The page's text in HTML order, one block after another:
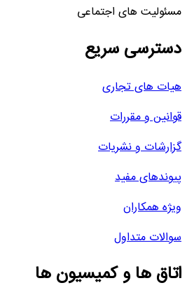
مسئولیت های اجتماعی
دسترسی سریع
هیات های تجاری
قوانین و مقررات
گزارشات و نشریات
پیوندهای مفید
ویژه همکاران
سوالات متداول
اتاق ها و کمیسیون ها